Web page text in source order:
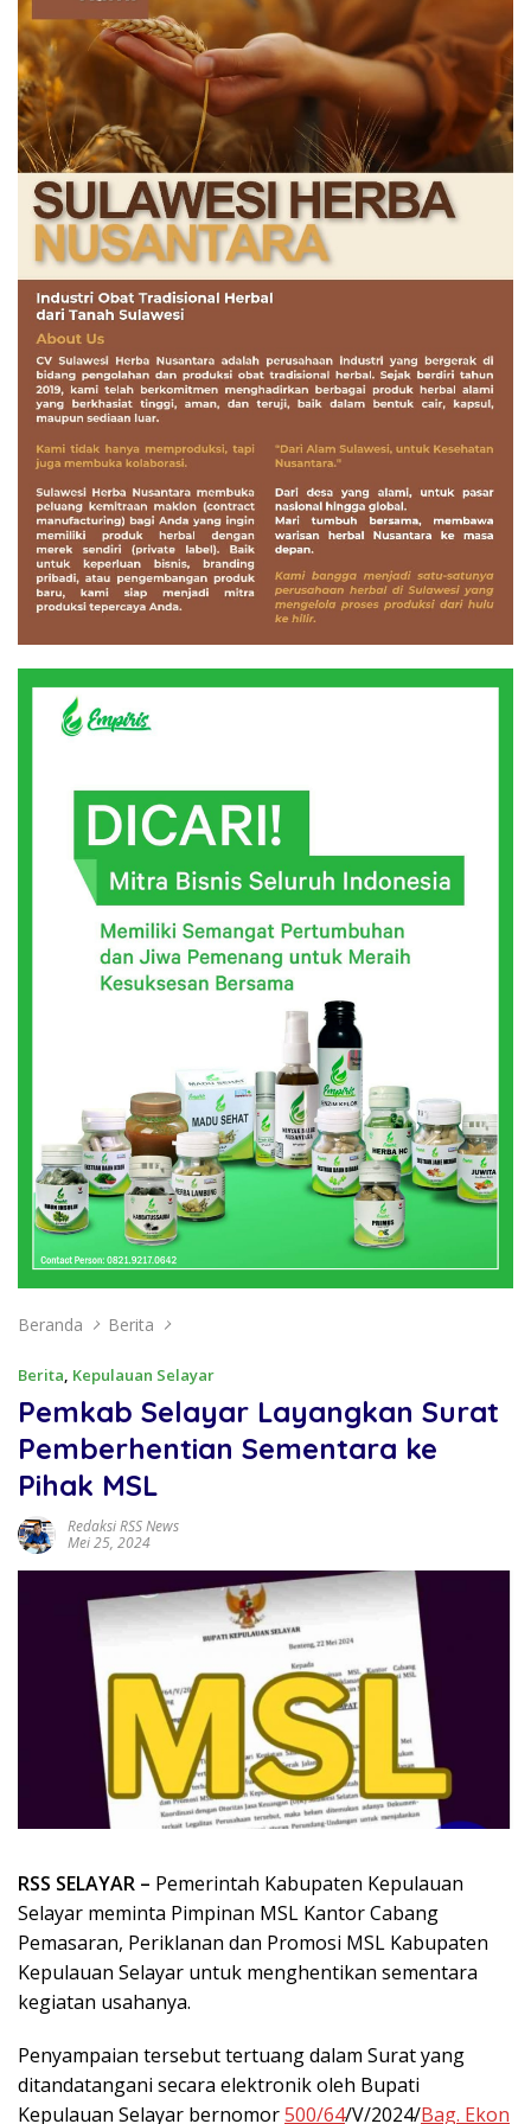
Beranda Berita
Berita, Kepulauan Selayar
Pemkab Selayar Layangkan Surat
Pemberhentian Sementara ke
Pihak MSL
Redaksi RSS News
Mei 25, 2024
RSS SELAYAR – Pemerintah Kabupaten Kepulauan
Selayar meminta Pimpinan MSL Kantor Cabang
Pemasaran, Periklanan dan Promosi MSL Kabupaten
Kepulauan Selayar untuk menghentikan sementara
kegiatan usahanya.
Penyampaian tersebut tertuang dalam Surat yang
ditandatangani secara elektronik oleh Bupati
Kepulauan Selayar bernomor500/64/V/2024/Bag. Ekon